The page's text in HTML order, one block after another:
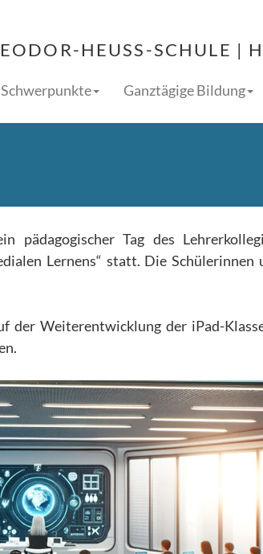
HEUSS-SCHULE |
Schwerpunkte Ganztägige Bildung
Tag des
Lernens“ statt. Die Schülerinnen
der Weiterentwicklung der iPad-